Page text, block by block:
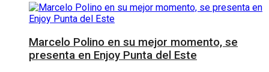
Marcelo Polino en su mejor momento, se
presenta en Enjoy Punta del Este